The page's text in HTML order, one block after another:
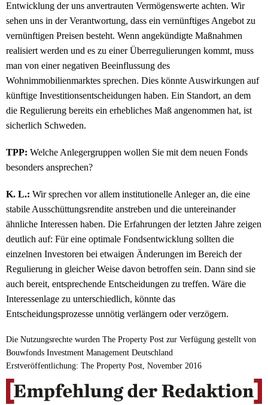
Entwicklung der uns anvertrauten Vermögenswerte achten. Wir
sehen uns in der Verantwortung, dass ein vernünftiges Angebot zu
vernünftigen Preisen besteht. Wenn angekündigte Maßnahmen
realisiert werden und es zu einer Überregulierungen kommt, muss
man von einer negativen Beeinflussung des
Wohnimmobilienmarktes sprechen. Dies könnte Auswirkungen auf
künftige Investitionsentscheidungen haben. Ein Standort, an dem
die Regulierung bereits ein erhebliches Maß angenommen hat, ist
sicherlich Schweden.
TPP: Welche Anlegergruppen wollen Sie mit dem neuen Fonds
besonders ansprechen?
K. L.: Wir sprechen vor allem institutionelle Anleger an, die eine
stabile Ausschüttungsrendite anstreben und die untereinander
ähnliche Interessen haben. Die Erfahrungen der letzten Jahre zeigen
deutlich auf: Für eine optimale Fondsentwicklung sollten die
einzelnen Investoren bei etwaigen Änderungen im Bereich der
Regulierung in gleicher Weise davon betroffen sein. Dann sind sie
auch bereit, entsprechende Entscheidungen zu treffen. Wäre die
Interessenlage zu unterschiedlich, könnte das
Entscheidungsprozesse unnötig verlängern oder verzögern.
Die Nutzungsrechte wurden The Property Post zur Verfügung gestellt von
Bouwfonds Investment Management Deutschland
Erstveröffentlichung: The Property Post, November 2016